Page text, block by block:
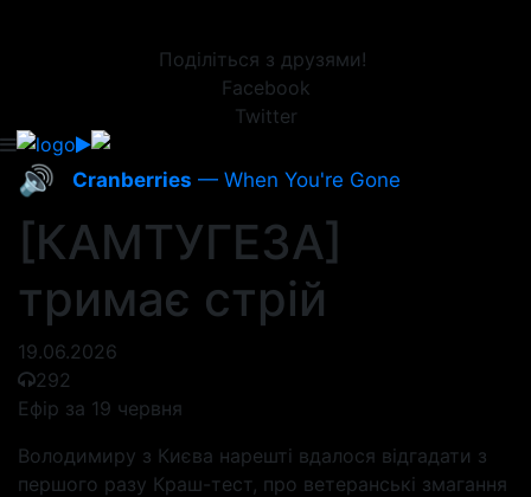
Поділіться з друзями!
Facebook
Twitter
🔊 Cranberries — When You're Gone
[КАМТУГЕЗА]
тримає стрій
19.06.2026
292
Ефір за 19 червня
Володимиру з Києва нарешті вдалося відгадати з
першого разу Краш-тест, про ветеранські змагання